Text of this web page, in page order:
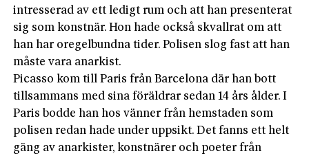
intresserad av ett ledigt rum och att han presenterat
sig som konstnär. Hon hade också skvallrat om att
han har oregelbundna tider. Polisen slog fast att han
måste vara anarkist.
Picasso kom till Paris från Barcelona där han bott
tillsammans med sina föräldrar sedan 14 års ålder. I
Paris bodde han hos vänner från hemstaden som
polisen redan hade under uppsikt. Det fanns ett helt
gäng av anarkister, konstnärer och poeter från